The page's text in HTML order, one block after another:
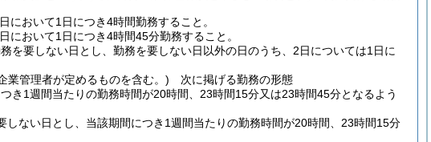
において1日につき4時間勤務すること。
において1日につき4時間45分勤務すること。
を要しない日とし、勤務を要しない日以外の日のうち、2日については1日に
業管理者が定めるものを含む。) 次に掲げる勤務の形態
き1週間当たりの勤務時間が20時間、23時間15分又は23時間45分となるよう
ない日とし、当該期間につき1週間当たりの勤務時間が20時間、23時間15分